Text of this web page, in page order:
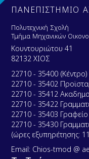
e
n
t
ΠΑΝΕΠΙΣΤΗΜΙΟ
Πολυτεχνική Σχολή
Τμήμα Μηχανικών
Κουντουριώτου 41
82132 ΧΙΟΣ
22710 - 35400 (Κέντρο)
22710 - 35402
22710 - 35412
22710 - 35422
22710 - 35403
22710 - 35430
(ώρες εξυπηρέτησης:
Email: Chios-tmod @